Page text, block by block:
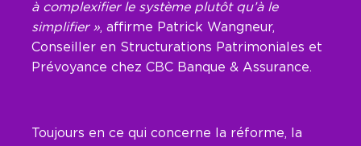
à complexifier le système plutôt qu’à le
simplifier », affirme Patrick Wangneur,
Conseiller en Structurations Patrimoniales et
Prévoyance chez CBC Banque & Assurance.
Toujours en ce qui concerne la réforme, la